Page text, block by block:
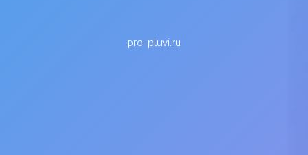
pro-pluvi.ru